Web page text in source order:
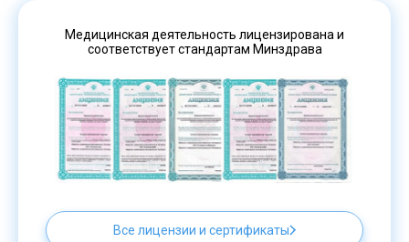
Медицинская деятельность лицензирована и
соответствует стандартам Минздрава
Все лицензии и сертификаты